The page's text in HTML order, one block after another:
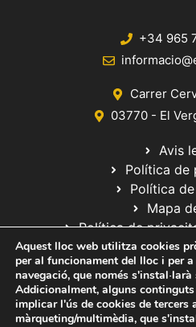
+34 965
Carrer
03770 - El
Avis
Política de
Política
Mapa
Política de
Aquest lloc web utilitza cookies
per al funcionament del lloc i per
navegació, que només
Addicionalment, alguns
implicar l'ús de cookies de tercers
màrqueting/multimèdia, que